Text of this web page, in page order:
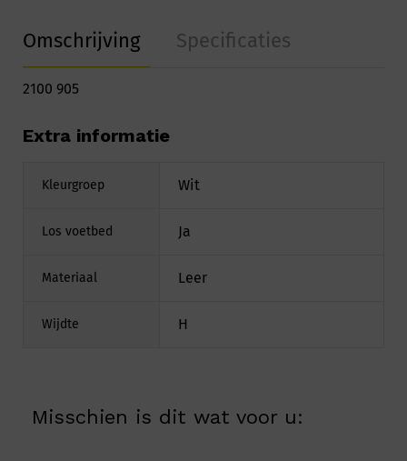
Omschrijving Specificaties
2100 905
Extra informatie
Kleurgroep Wit
Los voetbed Ja
Materiaal Leer
Wijdte H
Misschien is dit wat voor u: